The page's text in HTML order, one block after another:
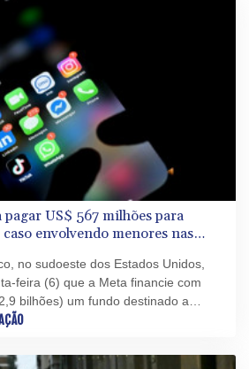
pagar US$ 567 milhões para
envolvendo menores nas
no sudoeste dos Estados Unidos,
feira (6) que a Meta financie com
bilhões) um fundo destinado a
a menores de idade por suas